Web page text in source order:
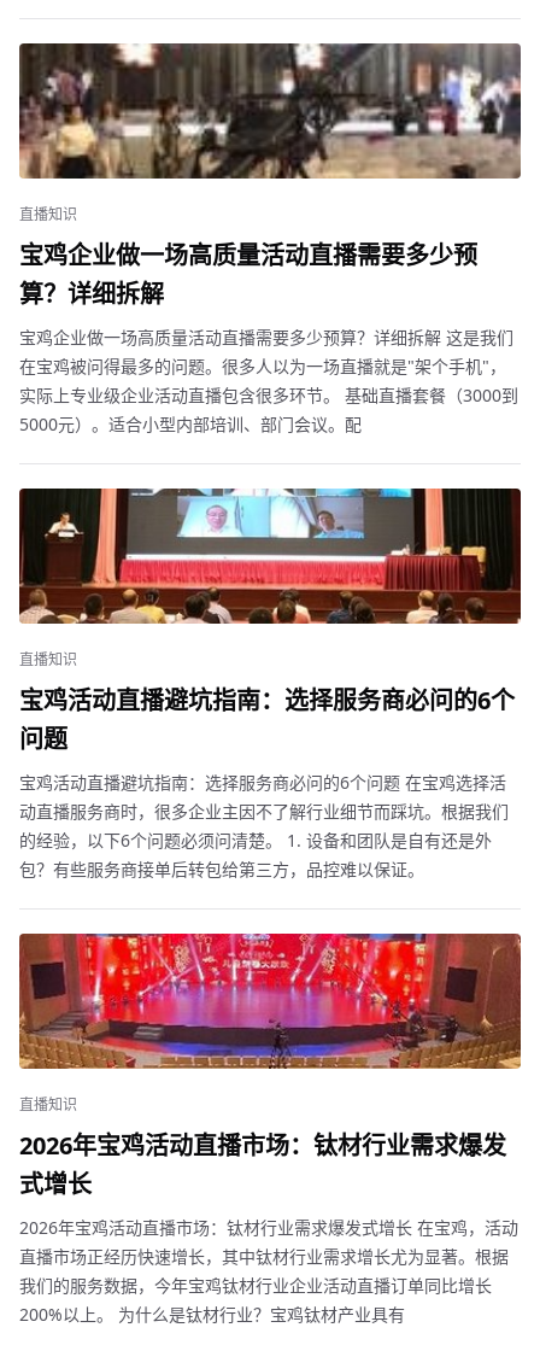
直播知识
宝鸡企业做一场高质量活动直播需要多少预
算？详细拆解
宝鸡企业做一场高质量活动直播需要多少预算？详细拆解 这是我们
在宝鸡被问得最多的问题。很多人以为一场直播就是"架个手机"，
实际上专业级企业活动直播包含很多环节。 基础直播套餐（3000到
5000元）。适合小型内部培训、部门会议。配
直播知识
宝鸡活动直播避坑指南：选择服务商必问的6个
问题
宝鸡活动直播避坑指南：选择服务商必问的6个问题 在宝鸡选择活
动直播服务商时，很多企业主因不了解行业细节而踩坑。根据我们
的经验，以下6个问题必须问清楚。 1. 设备和团队是自有还是外
包？有些服务商接单后转包给第三方，品控难以保证。
直播知识
2026年宝鸡活动直播市场：钛材行业需求爆发
式增长
2026年宝鸡活动直播市场：钛材行业需求爆发式增长 在宝鸡，活动
直播市场正经历快速增长，其中钛材行业需求增长尤为显著。根据
我们的服务数据，今年宝鸡钛材行业企业活动直播订单同比增长
200%以上。 为什么是钛材行业？宝鸡钛材产业具有